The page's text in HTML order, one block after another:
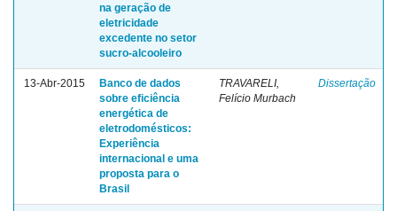
na geração de
eletricidade
excedente no setor
sucro-alcooleiro
13-Abr-2015
Banco de dados
sobre eficiência
energética de
eletrodomésticos:
Experiência
internacional e uma
proposta para o
Brasil
TRAVARELI,
Felício Murbach
Dissertação